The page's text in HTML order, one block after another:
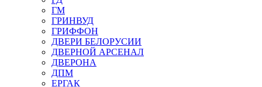
ГМ
ГРИНВУД
ГРИФФОН
ДВЕРИ БЕЛОРУСИИ
ДВЕРНОЙ АРСЕНАЛ
ДВЕРОНА
ДПМ
ЕРГАК